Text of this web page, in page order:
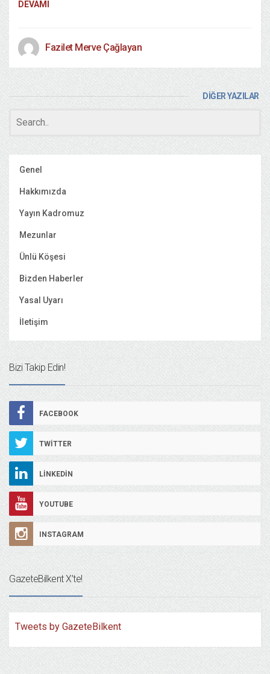
DEVAMI
Fazilet Merve Çağlayan
DİĞER YAZILAR
Genel
Hakkımızda
Yayın Kadromuz
Mezunlar
Ünlü Köşesi
Bizden Haberler
Yasal Uyarı
İletişim
Bizi Takip Edin!
FACEBOOK
TWITTER
LINKEDIN
YOUTUBE
INSTAGRAM
GazeteBilkent X’te!
Tweets by GazeteBilkent